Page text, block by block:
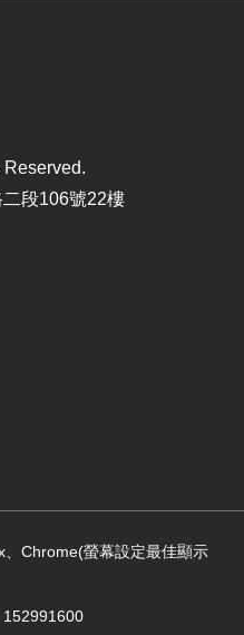
段106號22樓
Chrome(螢幕設定最佳顯示
152991600